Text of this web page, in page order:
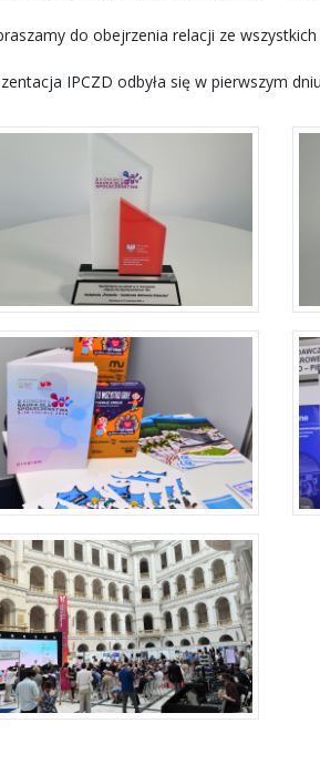
do obejrzenia relacji ze
IPCZD odbyła się w pierwszym